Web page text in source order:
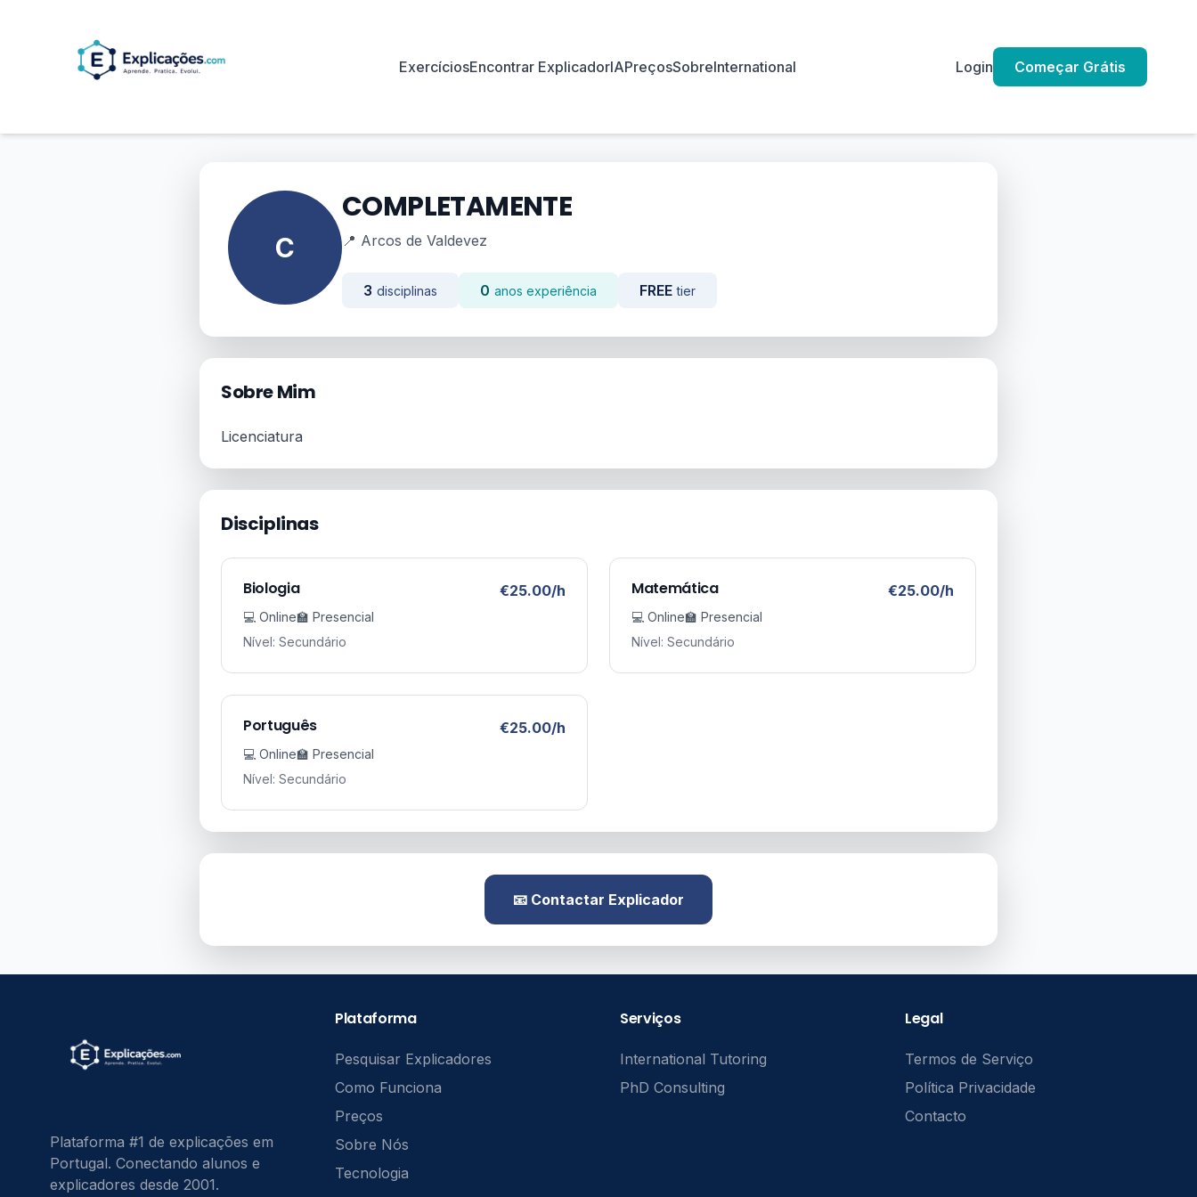
ExercíciosEncontrar ExplicadorIAPreçosSobreInternational Login Começar Grátis
C
COMPLETAMENTE
📍 Arcos de Valdevez
3 disciplinas 0 anos experiência FREE tier
Sobre Mim
Licenciatura
Disciplinas
Biologia €25.00/h
💻 Online🏫 Presencial
Nível: Secundário
Matemática €25.00/h
💻 Online🏫 Presencial
Nível: Secundário
Português €25.00/h
💻 Online🏫 Presencial
Nível: Secundário
📧 Contactar Explicador
Plataforma #1 de explicações em
Portugal. Conectando alunos e
explicadores desde 2001.
Plataforma
Pesquisar Explicadores
Como Funciona
Preços
Sobre Nós
Tecnologia
Serviços
International Tutoring
PhD Consulting
Legal
Termos de Serviço
Política Privacidade
Contacto